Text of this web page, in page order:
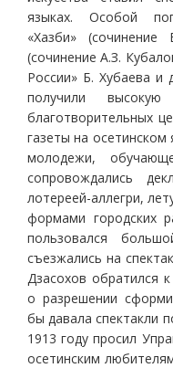
языках. Особой
«Хазби» (сочинение
(сочинение А.З.
России» Б. Хубаева и
получили
благотворительных
газеты на
молодежи,
сопровождались
лотереей-аллегри,
формами городских
пользовался
съезжались на
Дзасохов обратился
о разрешении
бы давала спектакли
1913 году просил
осетинским